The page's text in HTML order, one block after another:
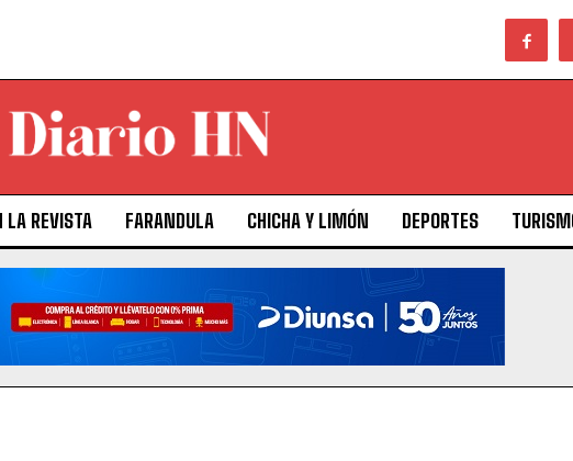
LA REVISTA FARANDULA CHICHA Y LIMÓN DEPORTES